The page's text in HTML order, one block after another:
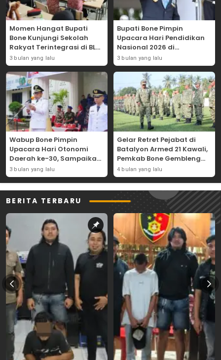
Momen Hangat Bupati
Bone Kunjungi Sekolah
Rakyat Terintegrasi di BLK
Bajoe
3 bulan yang lalu
Bupati Bone Pimpin
Upacara Hari Pendidikan
Nasional 2026 di
Lapangan Merdeka
3 bulan yang lalu
Wabup Bone Pimpin
Upacara Hari Otonomi
Daerah ke-30, Sampaikan
Amanat Mendagri
Wujudkan Asta Cita
3 bulan yang lalu
Gelar Retret Pejabat di
Batalyon Armed 21 Kawali,
Pemkab Bone Gembleng
Kedisiplinan Camat dan
Pimpinan OPD
4 bulan yang lalu
BERITA TERBARU